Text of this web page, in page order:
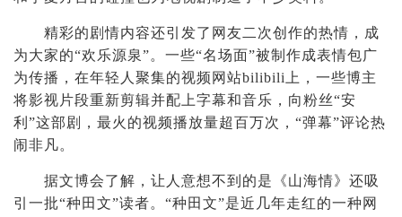
精彩的剧情内容还引发了网友二次创作的热情，成
为大家的“欢乐源泉”。一些“名场面”被制作成表情包广
为传播，在年轻人聚集的视频网站bilibili上，一些博主
将影视片段重新剪辑并配上字幕和音乐，向粉丝“安
利”这部剧，最火的视频播放量超百万次，“弹幕”评论热
闹非凡。
据文博会了解， 让人意想不到的是《山海情》还吸
引一批“种田文”读者。“种田文”是近几年走红的一种网